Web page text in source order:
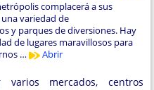
complacerá a sus
variedad de
y parques de diversiones. Hay
de lugares maravillosos para
…
Abrir
varios mercados, centros